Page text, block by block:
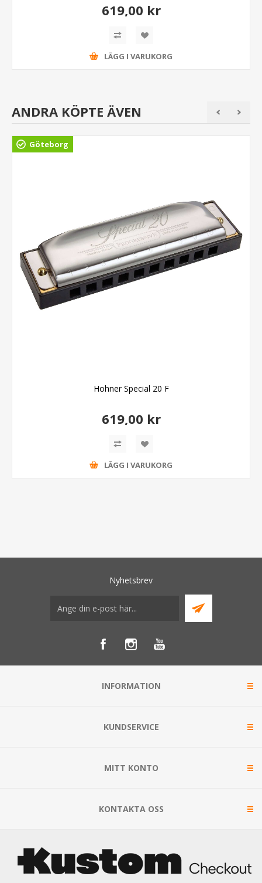
619,00 kr
LÄGG I VARUKORG
ANDRA KÖPTE ÄVEN
Göteborg
Hohner Special 20 F
619,00 kr
LÄGG I VARUKORG
Nyhetsbrev
INFORMATION
KUNDSERVICE
MITT KONTO
KONTAKTA OSS